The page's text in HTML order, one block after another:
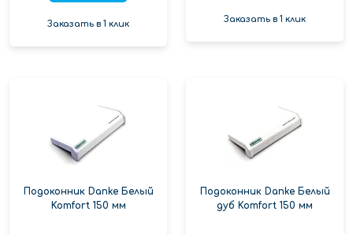
Заказать в 1 клик Заказать в 1 клик
Подоконник Danke Белый
Komfort 150 мм
Подоконник Danke Белый
дуб Komfort 150 мм